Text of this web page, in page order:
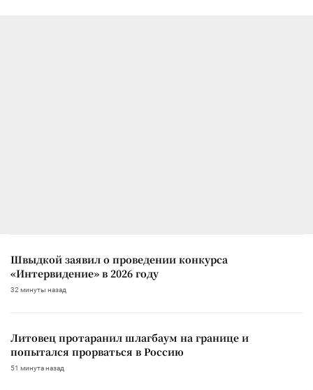
Швыдкой заявил о проведении конкурса
«Интервидение» в 2026 году
32 минуты назад
Литовец протаранил шлагбаум на границе и
попытался прорваться в Россию
51 минута назад